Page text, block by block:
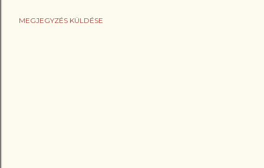
MEGJEGYZÉS KÜLDÉSE